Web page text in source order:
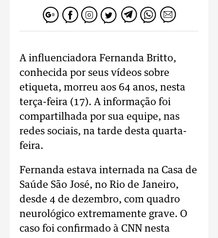
A influenciadora Fernanda Britto,
conhecida por seus vídeos sobre
etiqueta, morreu aos 64 anos, nesta
terça-feira (17). A informação foi
compartilhada por sua equipe, nas
redes sociais, na tarde desta quarta-
feira.
Fernanda estava internada na Casa de
Saúde São José, no Rio de Janeiro,
desde 4 de dezembro, com quadro
neurológico extremamente grave. O
caso foi confirmado à CNN nesta